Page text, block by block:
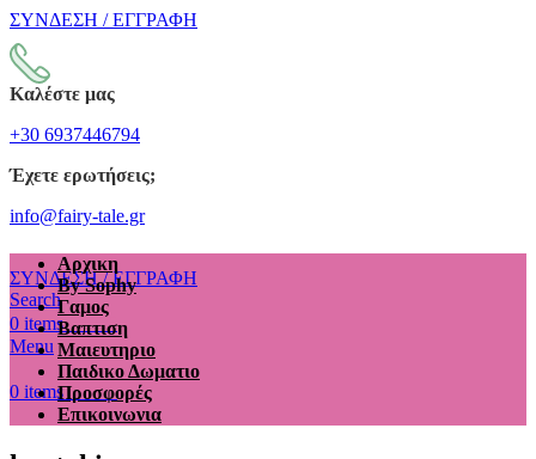
ΣΥΝΔΕΣΗ / ΕΓΓΡΑΦΗ
Καλέστε μας
+30 6937446794
Έχετε ερωτήσεις;
info@fairy-tale.gr
ΣΥΝΔΕΣΗ / ΕΓΓΡΑΦΗ
Search
0 items €0.00
Menu
0 items €0.00
Αρχικη
By Sophy
Γαμος
Βαπτιση
Μαιευτηριο
Παιδικο Δωματιο
Προσφορές
Επικοινωνια